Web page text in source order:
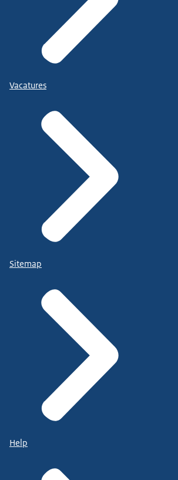
Vacatures
Sitemap
Help